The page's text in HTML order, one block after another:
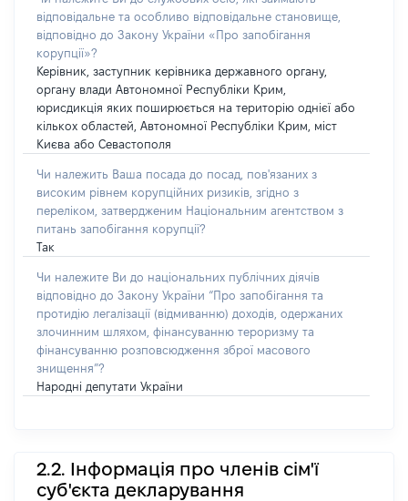
відповідальне та особливо відповідальне становище,
відповідно до Закону України «Про запобігання
корупції»?
Керівник, заступник керівника державного органу,
органу влади Автономної Республіки Крим,
юрисдикція яких поширюється на територію однієї або
кількох областей, Автономної Республіки Крим, міст
Києва або Севастополя
Чи належить Ваша посада до посад, пов'язаних з
високим рівнем корупційних ризиків, згідно з
переліком, затвердженим Національним агентством з
питань запобігання корупції?
Так
Чи належите Ви до національних публічних діячів
відповідно до Закону України “Про запобігання та
протидію легалізації (відмиванню) доходів, одержаних
злочинним шляхом, фінансуванню тероризму та
фінансуванню розповсюдження зброї масового
знищення”?
Народні депутати України
2.2. Інформація про членів сім'ї
суб'єкта декларування